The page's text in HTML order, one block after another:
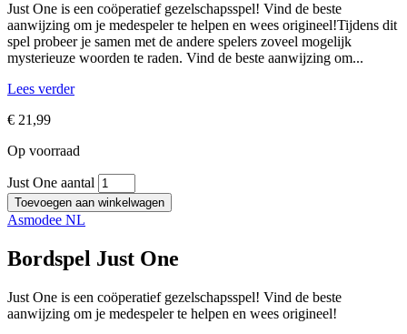
Just One is een coöperatief gezelschapsspel! Vind de beste
aanwijzing om je medespeler te helpen en wees origineel!Tijdens dit
spel probeer je samen met de andere spelers zoveel mogelijk
mysterieuze woorden te raden. Vind de beste aanwijzing om...
Lees verder
€ 21,99
Op voorraad
Just One aantal
Toevoegen aan winkelwagen
Asmodee NL
Bordspel Just One
Just One is een coöperatief gezelschapsspel! Vind de beste
aanwijzing om je medespeler te helpen en wees origineel!